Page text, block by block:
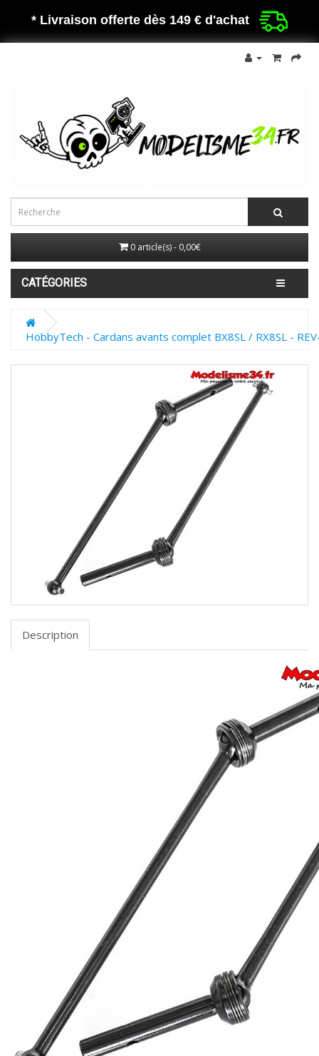
* Livraison offerte dès 149 € d'achat
0 article(s) - 0,00€
CATÉGORIES
HobbyTech - Cardans avants complet BX8SL / RX8SL -
Description